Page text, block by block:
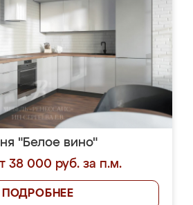
"Белое вино"
38 000 руб. за п.м.
ПОДРОБНЕЕ